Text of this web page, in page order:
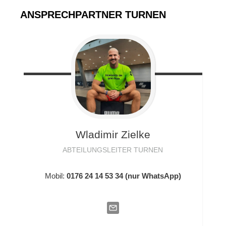
ANSPRECHPARTNER TURNEN
Wladimir Zielke
ABTEILUNGSLEITER TURNEN
Mobil: 0176 24 14 53 34 (nur WhatsApp)